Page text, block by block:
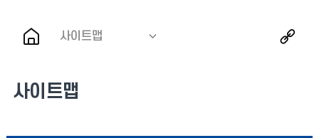
사이트맵
사이트맵